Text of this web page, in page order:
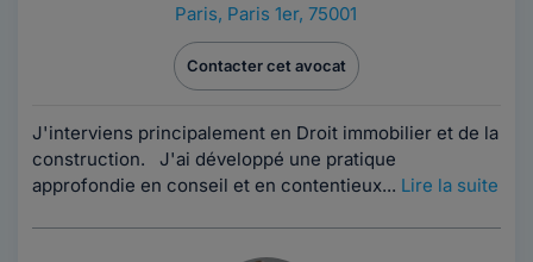
Paris, Paris 1er, 75001
Contacter cet avocat
J'interviens principalement en Droit immobilier et de la
construction. J'ai développé une pratique
approfondie en conseil et en contentieux... Lire la suite